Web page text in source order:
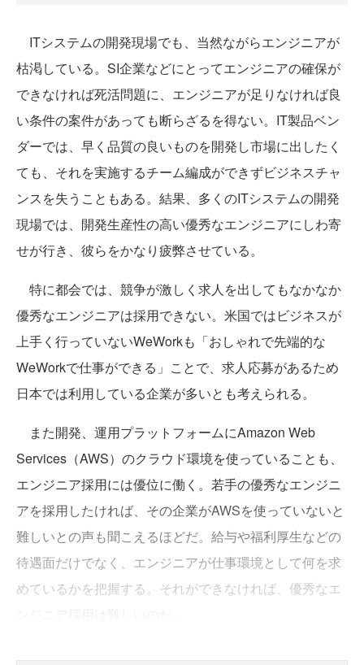
ITシステムの開発現場でも、当然ながらエンジニアが
枯渇している。SI企業などにとってエンジニアの確保が
できなければ死活問題に、エンジニアが足りなければ良
い条件の案件があっても断らざるを得ない。IT製品ベン
ダーでは、早く品質の良いものを開発し市場に出したく
ても、それを実施するチーム編成ができずビジネスチャ
ンスを失うこともある。結果、多くのITシステムの開発
現場では、開発生産性の高い優秀なエンジニアにしわ寄
せが行き、彼らをかなり疲弊させている。
特に都会では、競争が激しく求人を出してもなかなか
優秀なエンジニアは採用できない。米国ではビジネスが
上手く行っていないWeWorkも「おしゃれで先端的な
WeWorkで仕事ができる」ことで、求人応募があるため
日本では利用している企業が多いとも考えられる。
また開発、運用プラットフォームにAmazon Web
Services（AWS）のクラウド環境を使っていることも、
エンジニア採用には優位に働く。若手の優秀なエンジニ
アを採用したければ、その企業がAWSを使っていないと
難しいとの声も聞こえるほどだ。給与や福利厚生などの
待遇面だけでなく、エンジニアが仕事環境として何を求
めているかを把握する。それができなければ、優秀なエ